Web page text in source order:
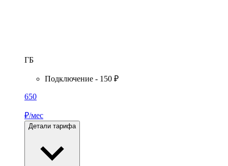
ГБ
Подключение - 150 ₽
650
₽/мес
Детали тарифа